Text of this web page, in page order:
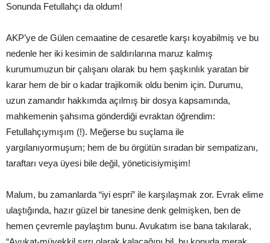
Sonunda Fetullahçı da oldum!
AKP’ye de Gülen cemaatine de cesaretle karşı koyabilmiş ve bu
nedenle her iki kesimin de saldırılarına maruz kalmış
kurumumuzun bir çalışanı olarak bu hem şaşkınlık yaratan bir
karar hem de bir o kadar trajikomik oldu benim için. Durumu,
uzun zamandır hakkımda açılmış bir dosya kapsamında,
mahkemenin şahsıma gönderdiği evraktan öğrendim:
Fetullahçıymışım (!). Meğerse bu suçlama ile
yargılanıyormuşum; hem de bu örgütün sıradan bir sempatizanı,
taraftarı veya üyesi bile değil, yöneticisiymişim!
Malum, bu zamanlarda “iyi espri” ile karşılaşmak zor. Evrak elime
ulaştığında, hazır güzel bir tanesine denk gelmişken, ben de
hemen çevremle paylaştım bunu. Avukatım ise bana takılarak,